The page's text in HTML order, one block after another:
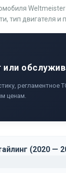
Weltmeister
тип двигателя и
или
регламентное
ценам.
(2020 —